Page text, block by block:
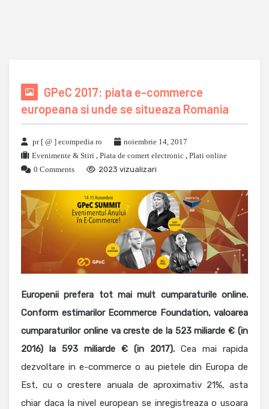
GPeC 2017: piata e-commerce
europeana si unde se situeaza Romania
pr [ @ ] ecompedia ro
noiembrie 14, 2017
Evenimente & Stiri , Piata de comert electronic , Plati online
0 Comments
2023 vizualizari
Europenii prefera tot mai mult cumparaturile online.
Conform estimarilor Ecommerce Foundation, valoarea
cumparaturilor online va creste de la 523 miliarde € (in
2016) la 593 miliarde € (in 2017). Cea mai rapida
dezvoltare in e-commerce o au pietele din Europa de
Est, cu o crestere anuala de aproximativ 21%, asta
chiar daca la nivel european se inregistreaza o usoara